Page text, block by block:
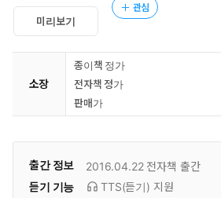
미리보기
관심
소장
종이책 정가
전자책 정가
판매가
출간 정보 2016.04.22 전자책 출간
듣기 기능
TTS(듣기) 지원